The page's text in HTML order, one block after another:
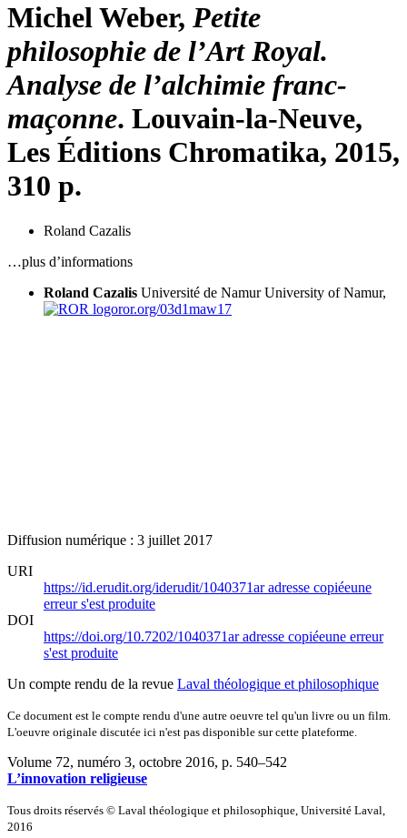
Michel Weber, Petite
philosophie de l’Art Royal.
Analyse de l’alchimie franc-
maçonne. Louvain-la-Neuve,
Les Éditions Chromatika, 2015,
310 p.
Roland Cazalis
…plus d’informations
Roland Cazalis Université de Namur University of Namur,
ror.org/03d1maw17
Diffusion numérique : 3 juillet 2017
URI
https://id.erudit.org/iderudit/1040371aradresse copiéeune
erreur s'est produite
DOI
https://doi.org/10.7202/1040371aradresse copiéeune erreur
s'est produite
Un compte rendu de la revue Laval théologique et philosophique
Ce document est le compte rendu d'une autre oeuvre tel qu'un livre ou un film.
L'oeuvre originale discutée ici n'est pas disponible sur cette plateforme.
Volume 72, numéro 3, octobre 2016, p. 540–542
L’innovation religieuse
Tous droits réservés © Laval théologique et philosophique, Université Laval,
2016